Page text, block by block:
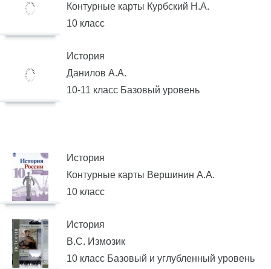
Контурные карты Курбский Н.А.
10 класс
История
Данилов А.А.
10-11 класс Базовый уровень
История
Контурные карты Вершинин А.А.
10 класс
История
В.С. Измозик
10 класс Базовый и углубленный уровень